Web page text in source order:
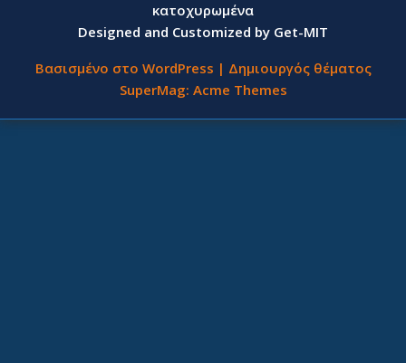
κατοχυρωμένα
Designed and Customized by Get-MIT
Βασισμένο στο WordPress | Δημιουργός θέματος
SuperMag: Acme Themes